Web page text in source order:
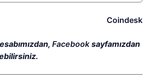
Coindesk
Facebooksayfamızdan